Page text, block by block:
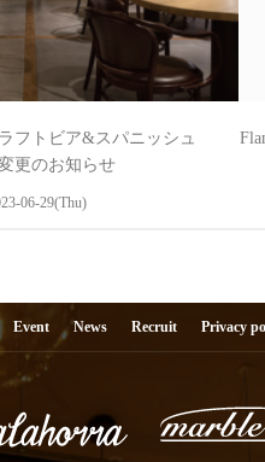
フトビア&スパニッシュ
更のお知らせ
06-29(Thu)
Event News Recruit Privacy